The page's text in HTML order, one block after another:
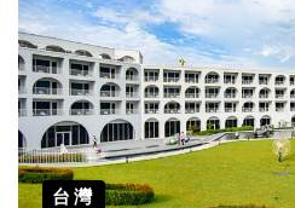
台灣